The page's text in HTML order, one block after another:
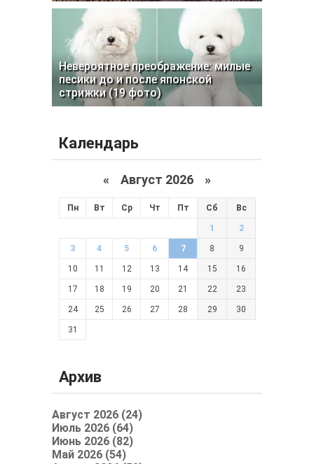
Невероятное преображение: милые
песики до и после японской
стрижки (19 фото)
Календарь
« Август 2026 »
Пн Вт Ср Чт Пт Сб Вс
1 2
3 4 5 6 7 8 9
10 11 12 13 14 15 16
17 18 19 20 21 22 23
24 25 26 27 28 29 30
31
Архив
Август 2026 (24)
Июль 2026 (64)
Июнь 2026 (82)
Май 2026 (54)